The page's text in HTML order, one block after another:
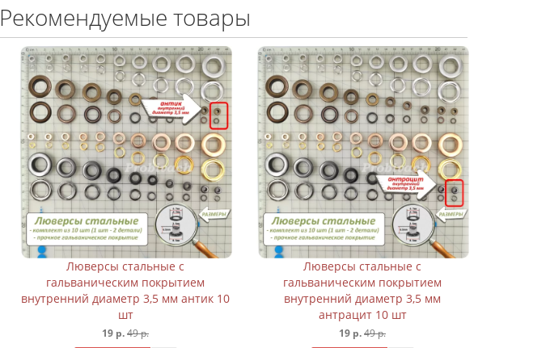
Рекомендуемые товары
Люверсы стальные с
гальваническим покрытием
внутренний диаметр 3,5 мм антик 10
шт
19 р.49 р.
Люверсы стальные с
гальваническим покрытием
внутренний диаметр 3,5 мм
антрацит 10 шт
19 р.49 р.